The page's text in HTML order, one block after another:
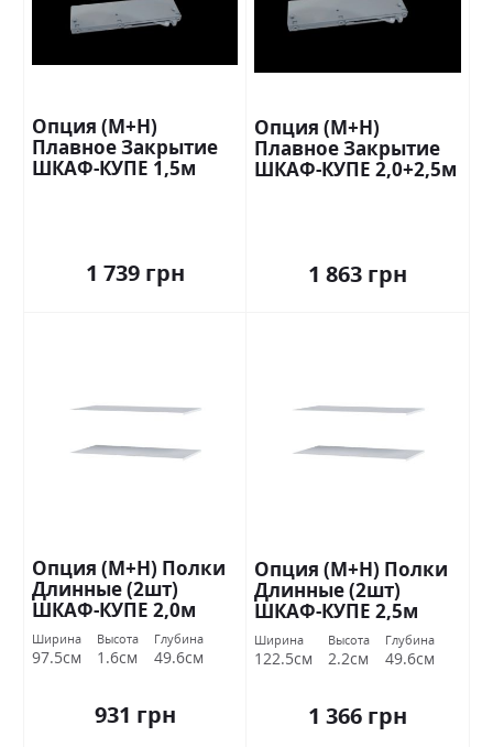
Опция (М+Н)
Плавное Закрытие
ШКАФ-КУПЕ 1,5м
1 739 грн
Опция (М+Н)
Плавное Закрытие
ШКАФ-КУПЕ 2,0+2,5м
1 863 грн
Опция (М+Н) Полки
Длинные (2шт)
ШКАФ-КУПЕ 2,0м
Стандарт
Ширина
97.5см
Высота
1.6см
Глубина
49.6см
931 грн
Опция (М+Н) Полки
Длинные (2шт)
ШКАФ-КУПЕ 2,5м
Стандарт
Ширина
122.5см
Высота
2.2см
Глубина
49.6см
1 366 грн